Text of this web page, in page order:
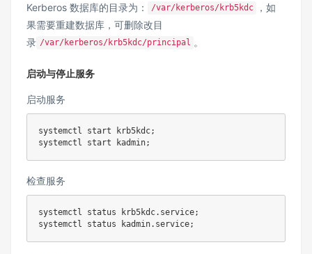
Kerberos 数据库的目录为：
/var/kerberos/krb5kdc
，如
果需要重建数据库，可删除改目
录 /var/kerberos/krb5kdc/principal 。
启动与停止服务
启动服务
systemctl start krb5kdc;
systemctl start kadmin;
检查服务
systemctl status krb5kdc.service;
systemctl status kadmin.service;